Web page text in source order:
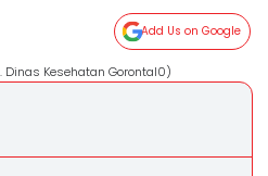
Add Us on Google
Kesehatan Gorontal0)